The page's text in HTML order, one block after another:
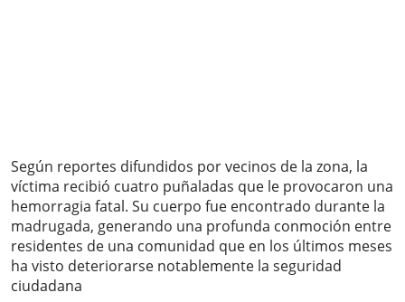
Según reportes difundidos por vecinos de la zona, la
víctima recibió cuatro puñaladas que le provocaron una
hemorragia fatal. Su cuerpo fue encontrado durante la
madrugada, generando una profunda conmoción entre
residentes de una comunidad que en los últimos meses
ha visto deteriorarse notablemente la seguridad
ciudadana